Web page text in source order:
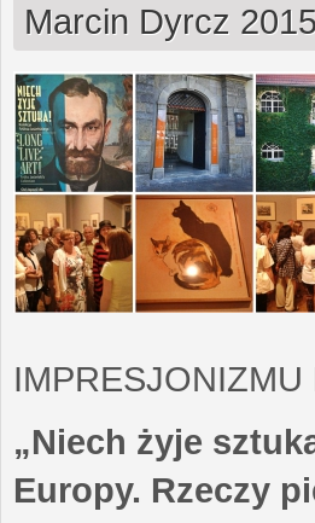
Marcin Dyrcz
IMPRESJONIZMU
„Niech żyje
Europy. Rzeczy